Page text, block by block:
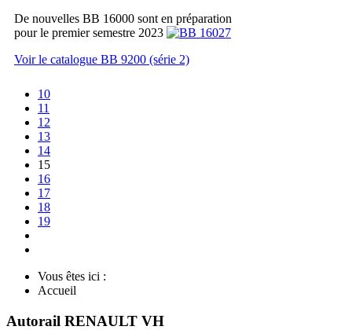
De nouvelles BB 16000 sont en préparation
pour le premier semestre 2023
Voir le catalogue BB 9200 (série 2)
10
11
12
13
14
15
16
17
18
19
Vous êtes ici :
Accueil
Autorail RENAULT VH